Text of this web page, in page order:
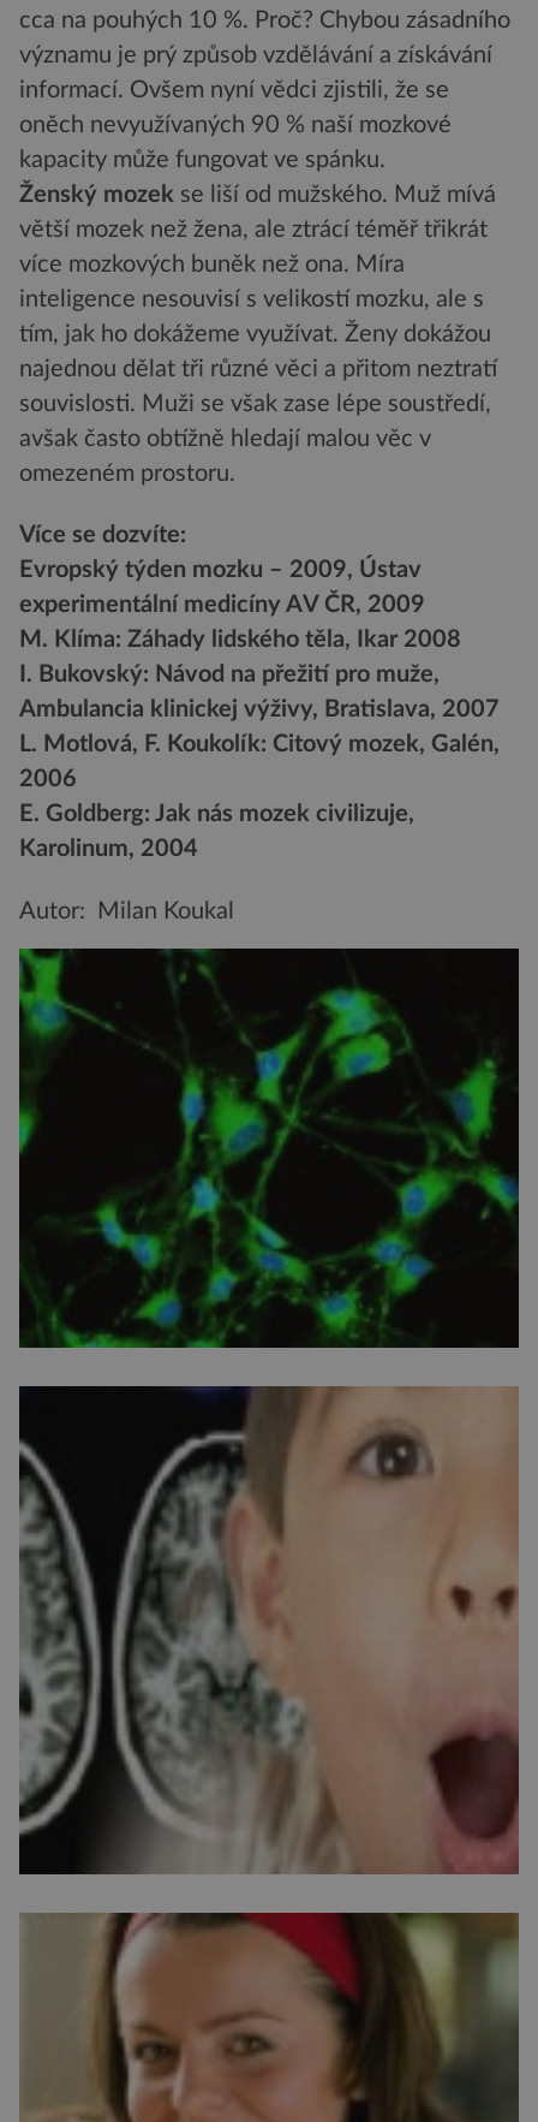
cca na pouhých 10 %. Proč? Chybou zásadního
významu je prý způsob vzdělávání a získávání
informací. Ovšem nyní vědci zjistili, že se
oněch nevyužívaných 90 % naší mozkové
kapacity může fungovat ve spánku.
Ženský mozek se liší od mužského. Muž mívá
větší mozek než žena, ale ztrácí téměř třikrát
více mozkových buněk než ona. Míra
inteligence nesouvisí s velikostí mozku, ale s
tím, jak ho dokážeme využívat. Ženy dokážou
najednou dělat tři různé věci a přitom neztratí
souvislosti. Muži se však zase lépe soustředí,
avšak často obtížně hledají malou věc v
omezeném prostoru.
Více se dozvíte:
Evropský týden mozku – 2009, Ústav
experimentální medicíny AV ČR, 2009
M. Klíma: Záhady lidského těla, Ikar 2008
I. Bukovský: Návod na přežití pro muže,
Ambulancia klinickej výživy, Bratislava, 2007
L. Motlová, F. Koukolík: Citový mozek, Galén,
2006
E. Goldberg: Jak nás mozek civilizuje,
Karolinum, 2004
Autor: Milan Koukal